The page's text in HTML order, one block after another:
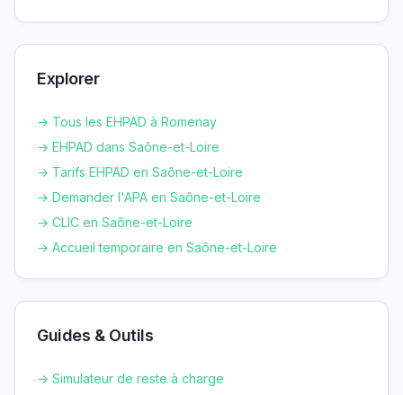
Explorer
→ Tous les EHPAD à Romenay
→ EHPAD dans Saône-et-Loire
→ Tarifs EHPAD en Saône-et-Loire
→ Demander l'APA en Saône-et-Loire
→ CLIC en Saône-et-Loire
→ Accueil temporaire en Saône-et-Loire
Guides & Outils
→ Simulateur de reste à charge